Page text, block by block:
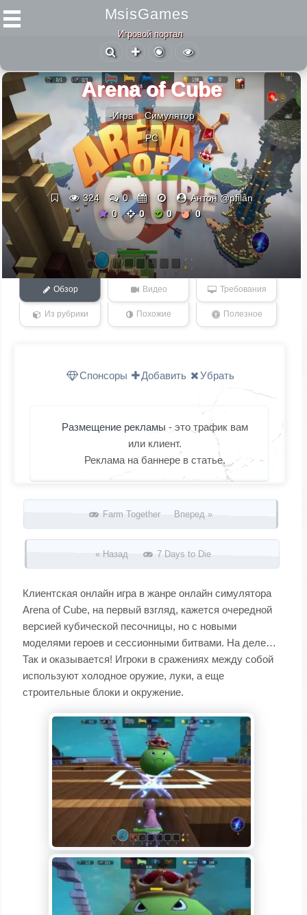
MsisGames
Игровой портал
Arena of Cube
-Игра Симулятор
PC
324 0
Антон @pfilan
0
0 0 0
Обзор Видео Требования
Из рубрики Похожие Полезное
Спонсоры Добавить Убрать
Размещение рекламы - это трафик вам
или клиент.
Реклама на баннере в статье.
Запись навигация
Farm Together Вперед »
« Назад 7 Days to Die
Клиентская онлайн игра в жанре онлайн симулятора
Arena of Cube, на первый взгляд, кажется очередной
версией кубической песочницы, но с новыми
моделями героев и сессионными битвами. На деле…
Так и оказывается! Игроки в сражениях между собой
используют холодное оружие, луки, а еще
строительные блоки и окружение.